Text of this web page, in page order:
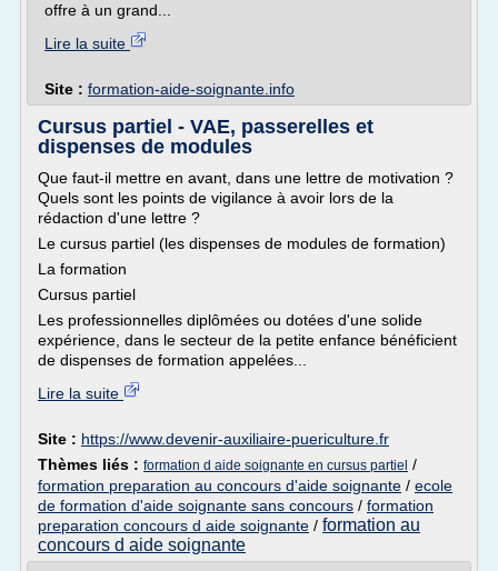
offre à un grand...
Lire la suite
Site : formation-aide-soignante.info
Cursus partiel - VAE, passerelles et
dispenses de modules
Que faut-il mettre en avant, dans une lettre de motivation ?
Quels sont les points de vigilance à avoir lors de la
rédaction d'une lettre ?
Le cursus partiel (les dispenses de modules de formation)
La formation
Cursus partiel
Les professionnelles diplômées ou dotées d'une solide
expérience, dans le secteur de la petite enfance bénéficient
de dispenses de formation appelées...
Lire la suite
Site : https://www.devenir-auxiliaire-puericulture.fr
Thèmes liés : formation d aide soignante en cursus partiel /
formation preparation au concours d'aide soignante / ecole
de formation d'aide soignante sans concours / formation
preparation concours d aide soignante / formation au
concours d aide soignante